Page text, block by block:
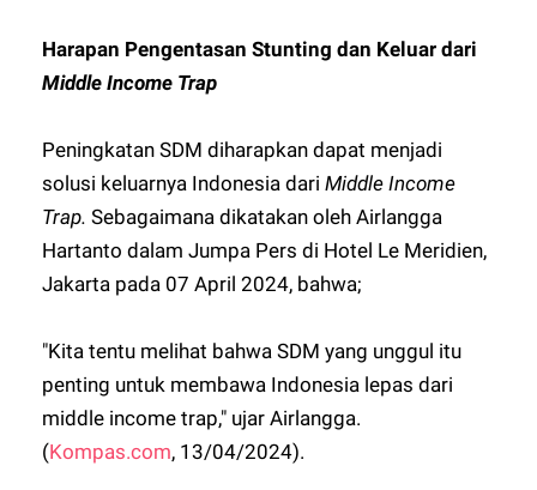
Harapan Pengentasan Stunting dan Keluar dari
Middle Income Trap
Peningkatan SDM diharapkan dapat menjadi
solusi keluarnya Indonesia dariMiddle Income
Trap. Sebagaimana dikatakan oleh Airlangga
Hartanto dalam Jumpa Pers di Hotel Le Meridien,
Jakarta pada 07 April 2024, bahwa;
"Kita tentu melihat bahwa SDM yang unggul itu
penting untuk membawa Indonesia lepas dari
middle income trap," ujar Airlangga.
(Kompas.com, 13/04/2024).